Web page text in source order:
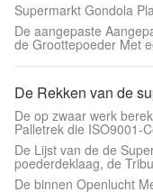
Supermarkt Gondola
De aangepaste
de Groottepoeder Met
De Rekken van de
De op zwaar werk
Palletrek die ISO9001-
De Lijst van de de
poederdeklaag, de
De binnen Openlucht